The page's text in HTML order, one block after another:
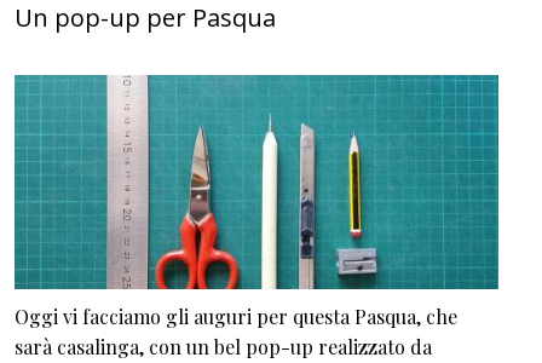
Un pop-up per Pasqua
Oggi vi facciamo gli auguri per questa Pasqua, che
sarà casalinga, con un bel pop-up realizzato da